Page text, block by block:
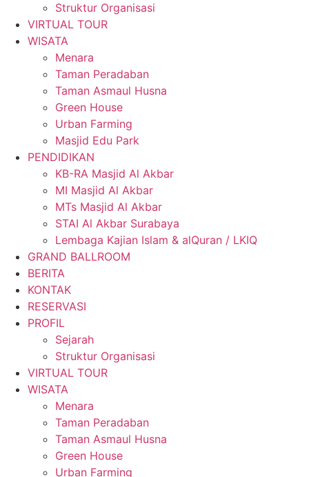
Struktur Organisasi
VIRTUAL TOUR
WISATA
Menara
Taman Peradaban
Taman Asmaul Husna
Green House
Urban Farming
Masjid Edu Park
PENDIDIKAN
KB-RA Masjid Al Akbar
MI Masjid Al Akbar
MTs Masjid Al Akbar
STAI Al Akbar Surabaya
Lembaga Kajian Islam & alQuran / LKIQ
GRAND BALLROOM
BERITA
KONTAK
RESERVASI
PROFIL
Sejarah
Struktur Organisasi
VIRTUAL TOUR
WISATA
Menara
Taman Peradaban
Taman Asmaul Husna
Green House
Urban Farming